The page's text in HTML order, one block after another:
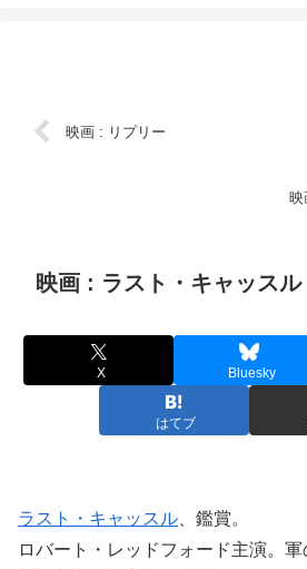
映画 : リプリー
映
映画 : ラスト・キャッスル
X Bluesky
はてブ
ラスト・キャッスル 、鑑賞。
ロバート・レッドフォード主演。